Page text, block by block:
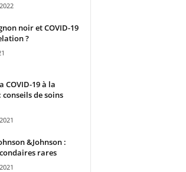
noir et COVID-19
?
COVID-19 à la
conseils de soins
&Johnson :
rares